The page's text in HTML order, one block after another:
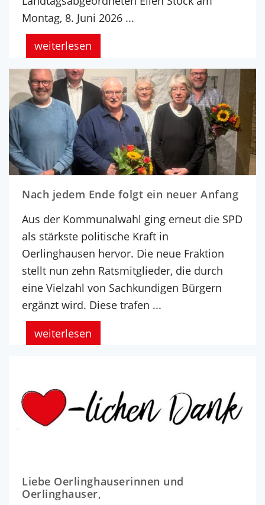
Montag, 8. Juni 2026 ...
weiterlesen
Nach jedem Ende folgt ein neuer Anfang
Aus der Kommunalwahl ging erneut die SPD
als stärkste politische Kraft in
Oerlinghausen hervor. Die neue Fraktion
stellt nun zehn Ratsmitglieder, die durch
eine Vielzahl von Sachkundigen Bürgern
ergänzt wird. Diese trafen ...
weiterlesen
Liebe Oerlinghauserinnen und
Oerlinghauser,